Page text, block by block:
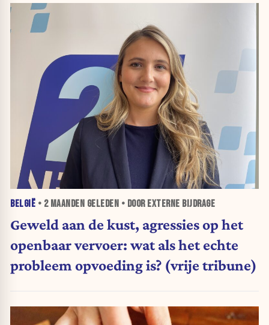
BELGIË • 2 MAANDEN GELEDEN • DOOR EXTERNE BIJDRAGE
Geweld aan de kust, agressies op het
openbaar vervoer: wat als het echte
probleem opvoeding is? (vrije tribune)